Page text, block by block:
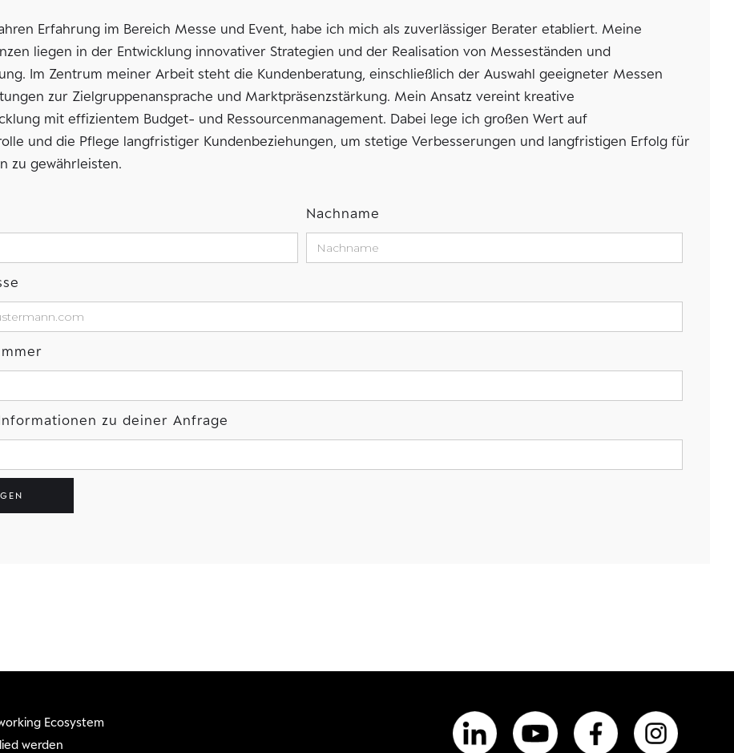
Erfahrung im Bereich Messe und Event, habe ich mich als zuverlässiger Berater etabliert. Meine
liegen in der Entwicklung innovativer Strategien und der Realisation von Messeständen und
Im Zentrum meiner Arbeit steht die Kundenberatung, einschließlich der Auswahl geeigneter Messen
zur Zielgruppenansprache und Marktpräsenzstärkung. Mein Ansatz vereint kreative
mit effizientem Budget- und Ressourcenmanagement. Dabei lege ich großen Wert auf
und die Pflege langfristiger Kundenbeziehungen, um stetige Verbesserungen und langfristigen Erfolg für
zu gewährleisten.
Nachname
zu deiner Anfrage
Ecosystem
werden